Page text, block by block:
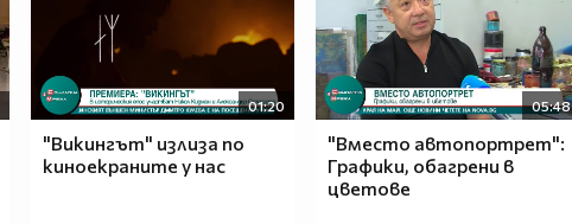
01:20
"Викингът" излиза по
киноекраните у нас
05:48
"Вместо автопортрет":
Графики, обагрени в
цветове